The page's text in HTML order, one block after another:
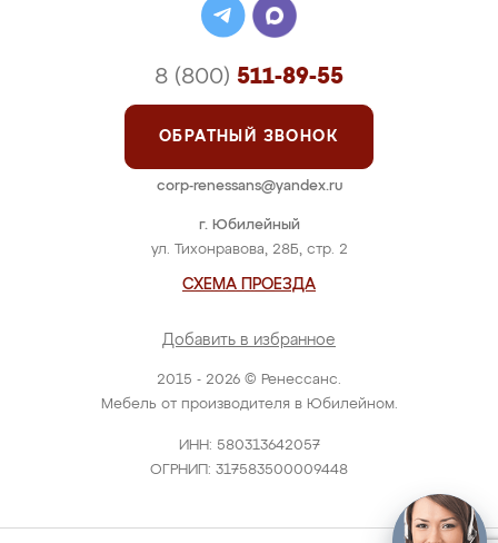
2015 - 2026 © Ренессанс.
Мебель от производителя в Юбилейном.
ИНН: 580313642057
ОГРНИП: 317583500009448
г. Юбилейный
ул. Тихонравова, 28Б, стр. 2
СХЕМА ПРОЕЗДА
Добавить в избранное
8 (800) 511-89-55
ОБРАТНЫЙ ЗВОНОК
corp-renessans@yandex.ru